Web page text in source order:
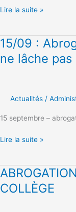
Lire la suite »
15/09 :
ne lâche pas
Actualités /
15 septembre –
15/09
Abrogation
:
ne
pas
Lire la suite »
COLLÈGE
ABROGATION
DE
LA